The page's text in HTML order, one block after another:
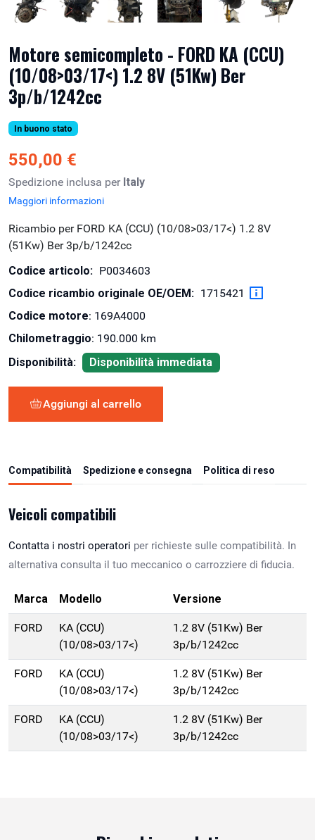
Motore semicompleto - FORD KA (CCU)
(10/08>03/17<) 1.2 8V (51Kw) Ber
3p/b/1242cc
In buono stato
550,00 €
Spedizione inclusa per Italy
Maggiori informazioni
Ricambio per FORD KA (CCU) (10/08>03/17<) 1.2 8V
(51Kw) Ber 3p/b/1242cc
Codice articolo: P0034603
Codice ricambio originale OE/OEM: 1715421
Codice motore: 169A4000
Chilometraggio: 190.000 km
Disponibilità:
Disponibilità immediata
Aggiungi al carrello
Compatibilità Spedizione e consegna Politica di reso
Veicoli compatibili
Contatta i nostri operatori per richieste sulle compatibilità. In
alternativa consulta il tuo meccanico o carrozziere di fiducia.
Marca Modello Versione
FORD
KA (CCU)
(10/08>03/17<)
1.2 8V (51Kw) Ber
3p/b/1242cc
FORD
KA (CCU)
(10/08>03/17<)
1.2 8V (51Kw) Ber
3p/b/1242cc
FORD
KA (CCU)
(10/08>03/17<)
1.2 8V (51Kw) Ber
3p/b/1242cc